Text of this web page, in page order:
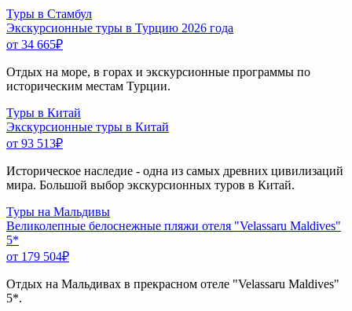
Туры в Стамбул
Экскурсионные туры в Турцию 2026 года
от 34 665₽
Отдых на море, в горах и экскурсионные программы по
историческим местам Турции.
Туры в Китай
Экскурсионные туры в Китай
от 93 513₽
Историческое наследие - одна из самых древних цивилизаций
мира. Большой выбор экскурсионных туров в Китай.
Туры на Мальдивы
Великолепные белоснежные пляжи отеля "Velassaru Maldives"
5*
от 179 504₽
Отдых на Мальдивах в прекрасном отеле "Velassaru Maldives"
5*.